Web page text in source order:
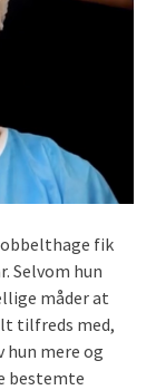
fik
Selvom hun
måder at
tilfreds med,
hun mere og
bestemte